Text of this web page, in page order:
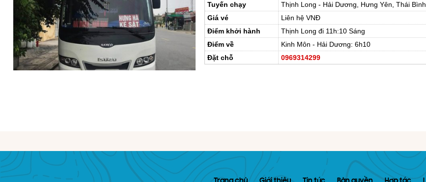
Tuyến chạy
Thịnh Long - Hải Dương, Hưng Yên, Thái Bình
Giá vé
Liên hệ VNĐ
Điểm khởi hành
Thịnh Long đi 11h:10 Sáng
Điểm về
Kinh Môn - Hải Dương: 6h10
Đặt chỗ
0969314299